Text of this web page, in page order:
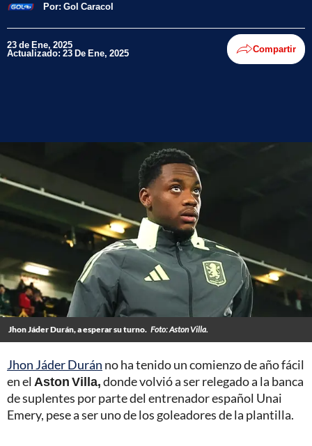
Por: Gol Caracol
23 de Ene, 2025
Actualizado: 23 De Ene, 2025 Compartir
Jhon Jáder Durán, a esperar su turno. Foto: Aston Villa.
Jhon Jáder Durán no ha tenido un comienzo de año fácil
en el Aston Villa,donde volvió a ser relegado a la banca
de suplentes por parte del entrenador español Unai
Emery, pese a ser uno de los goleadores de la plantilla.